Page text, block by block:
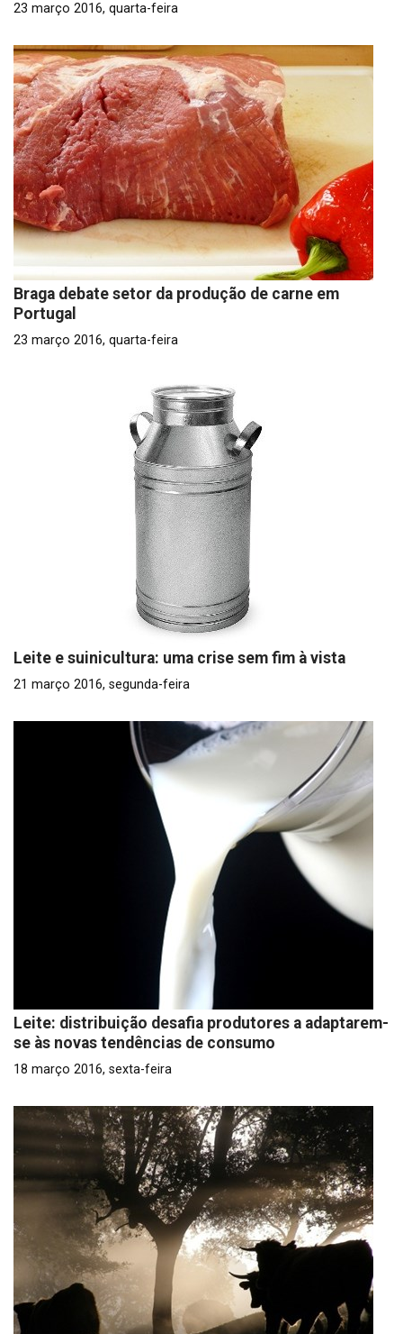
23 março 2016, quarta-feira
Braga debate setor da produção de carne em
Portugal
23 março 2016, quarta-feira
Leite e suinicultura: uma crise sem fim à vista
21 março 2016, segunda-feira
Leite: distribuição desafia produtores a adaptarem-
se às novas tendências de consumo
18 março 2016, sexta-feira